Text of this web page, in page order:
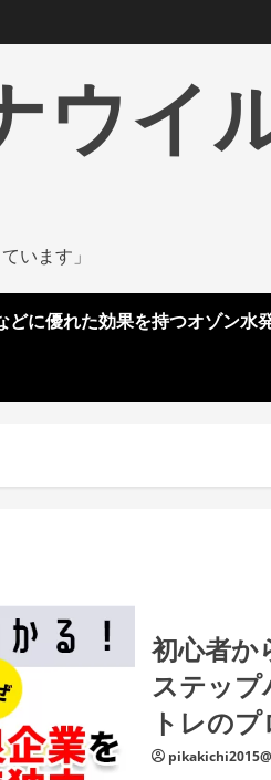
ウイ
います」
どに優れた効果を持つオゾン水
初心者か
ステッ
トレの